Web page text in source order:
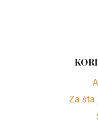
Za šta